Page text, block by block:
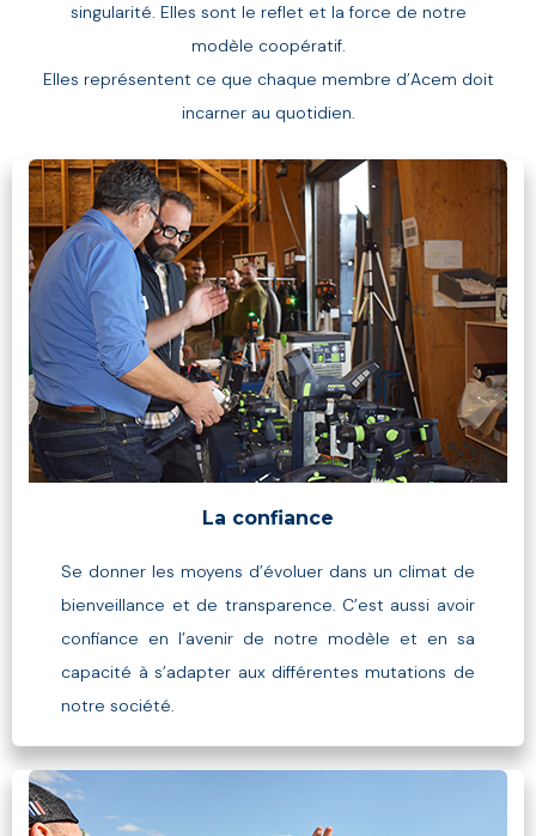
singularité. Elles sont le reflet et la force de notre
modèle coopératif.
Elles représentent ce que chaque membre d’Acem doit
incarner au quotidien.
La confiance
Se donner les moyens d’évoluer dans un climat de
bienveillance et de transparence. C’est aussi avoir
confiance en l’avenir de notre modèle et en sa
capacité à s’adapter aux différentes mutations de
notre société.